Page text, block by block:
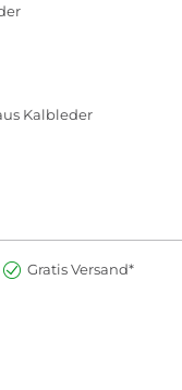
Kalbleder
Gratis Versand*